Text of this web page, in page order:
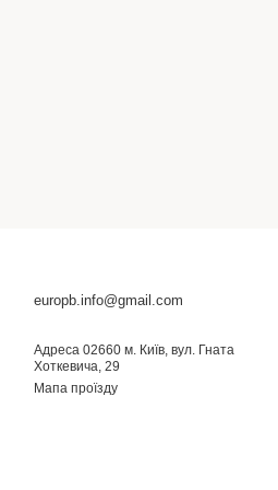
europb.info@gmail.com
Адреса 02660 м. Київ, вул. Гната
Хоткевича, 29
Мапа проїзду